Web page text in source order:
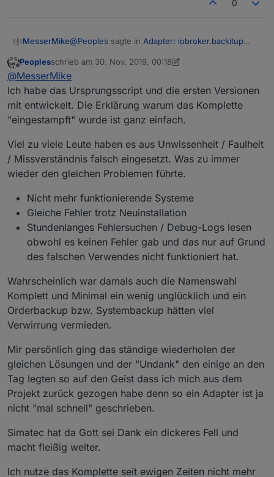
0
MesserMike@Peoples sagte in Adapter: iobroker.backitup
Wird schon starten!
Aber so bist du dir dann selbst wenigstens
sicher
Ja eh, aber ich wollte nur eine vernünftige
erklärung haben, hab ich bis jetzt aber nicht von
denjenigen die es eigentlich programmieren...
hab am anfang schon geschrieben, soll ja kein
die sind dürftig
Offline
Peoplesschrieb am 30. Nov. 2019, 00:18
zuletzt editiert von Peoples
@MesserMike
Ich habe das Ursprungsscript und die ersten Versionen
mit entwickelt. Die Erklärung warum das Komplette
"eingestampft" wurde ist ganz einfach.
Viel zu viele Leute haben es aus Unwissenheit / Faulheit
/ Missverständnis falsch eingesetzt. Was zu immer
wieder den gleichen Problemen führte.
Nicht mehr funktionierende Systeme
Gleiche Fehler trotz Neuinstallation
Stundenlanges Fehlersuchen / Debug-Logs lesen
obwohl es keinen Fehler gab und das nur auf Grund
des falschen Verwendes nicht funktioniert hat.
Wahrscheinlich war damals auch die Namenswahl
Komplett und Minimal ein wenig unglücklich und ein
Orderbackup bzw. Systembackup hätten viel
Verwirrung vermieden.
Mir persönlich ging das ständige wiederholen der
gleichen Lösungen und der "Undank" den einige an den
Tag legten so auf den Geist dass ich mich aus dem
Projekt zurück gezogen habe denn so ein Adapter ist ja
nicht "mal schnell" geschrieben.
Simatec hat da Gott sei Dank ein dickeres Fell und
macht fleißig weiter.
Ich nutze das Komplette seit ewigen Zeiten nicht mehr